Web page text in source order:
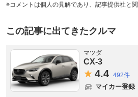
※コメントは個人の見解であり、記事提供社と関
この記事に出てきたクルマ
マツダ
CX-3
4.4 492件
マイカー登録